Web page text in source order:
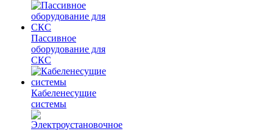
Пассивное
оборудование для
СКС
Кабеленесущие
системы